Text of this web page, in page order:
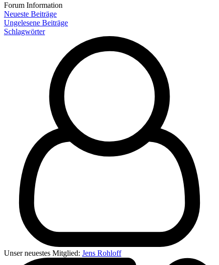
Forum Information
Neueste Beiträge
Ungelesene Beiträge
Schlagwörter
Unser neuestes Mitglied: Jens Rohloff